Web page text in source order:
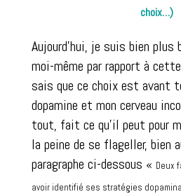
choix…)
Aujourd’hui, je suis bien
moi-même par rapport à
sais que ce choix est avant
dopamine et mon cerveau
tout, fait ce qu’il peut pour
la peine de se flageller, bien
paragraphe ci-dessous « Deux
avoir identifié ses stratégies